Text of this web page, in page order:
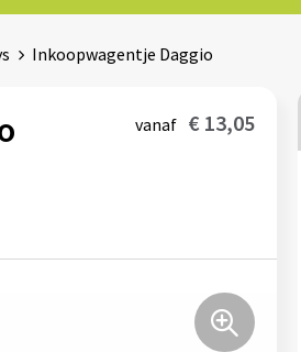
Inkoopwagentje Daggio
vanaf € 13,05